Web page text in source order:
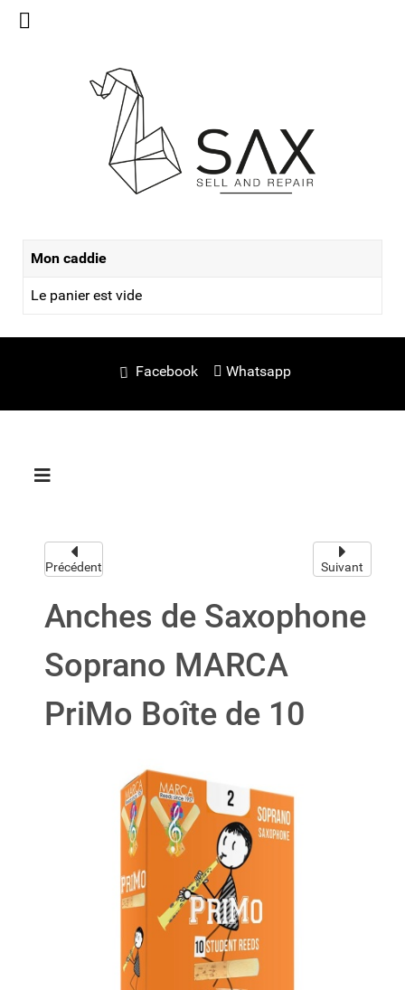
Mon caddie
Le panier est vide
Facebook Whatsapp
Précédent Suivant
Anches de Saxophone
Soprano MARCA
PriMo Boîte de 10